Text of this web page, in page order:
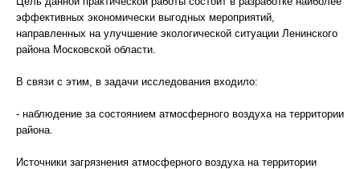
эффективных экономически выгодных мероприятий,
направленных на улучшение экологической ситуации Ленинского
района Московской области.
В связи с этим, в задачи исследования входило:
- наблюдение за состоянием атмосферного воздуха на территории
района.
Источники загрязнения атмосферного воздуха на территории